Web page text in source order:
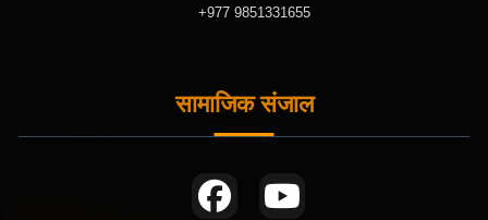
+977 9851331655
सामाजिक संजाल